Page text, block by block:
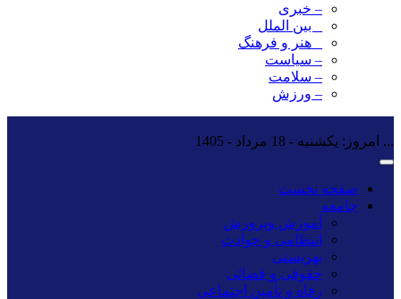
– خبری
_ بین الملل
_ هنر و فرهنگ
– سیاست
– سلامت
– ورزش
... امروز: یکشنبه - 18 مرداد - 1405
صفحه نخست
جامعه
آموزش وپرورش
انتظامی و حوادث
بهزیستی
حقوقی و قضائی
رفاه و تأمین اجتماعی